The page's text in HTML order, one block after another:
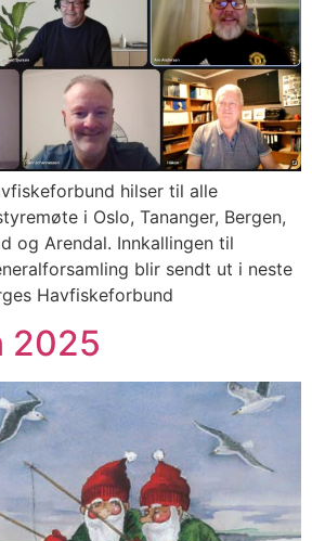
hilser til alle
i Oslo, Tananger, Bergen,
og Arendal. Innkallingen til
blir sendt ut i neste
Havfiskeforbund
2025